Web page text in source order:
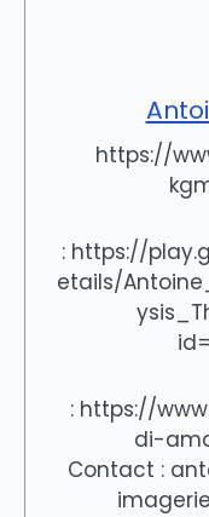
https://
: https://
etails/
: https://
di-
Contact :